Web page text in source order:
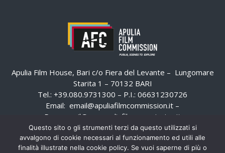
Apulia Film House, Bari c/o Fiera del Levante – Lungomare
Starita 1 – 70132 BARI
Tel.: +39.080.9731300 – P.I.: 06631230726
Email: email@apuliafilmcommission.it –
Pec:
email@pec.apuliafilmcommission.it
Questo sito o gli strumenti terzi da questo utilizzati si
avvalgono di cookie necessari al funzionamento ed utili alle
finalità illustrate nella cookie policy. Se vuoi saperne di più o